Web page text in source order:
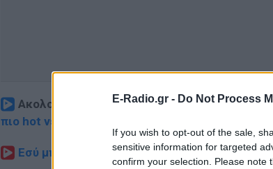
E-Radio.gr - Do Not Process
If you wish to opt-out of the sale,
sensitive information for targeted
confirm your selection. Please note
Ακολουθήστε το E-Radio.gr στοGoogle News
πιο hot νέα
Εσύ μπήκες στο E-Daily.gr; Τα νέα της ημέρας